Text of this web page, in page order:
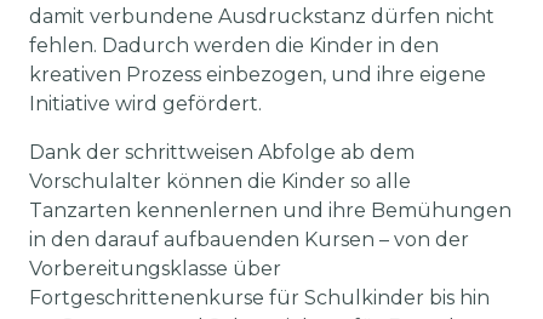
damit verbundene Ausdruckstanz dürfen nicht
fehlen. Dadurch werden die Kinder in den
kreativen Prozess einbezogen, und ihre eigene
Initiative wird gefördert.
Dank der schrittweisen Abfolge ab dem
Vorschulalter können die Kinder so alle
Tanzarten kennenlernen und ihre Bemühungen
in den darauf aufbauenden Kursen – von der
Vorbereitungsklasse über
Fortgeschrittenenkurse für Schulkinder bis hin